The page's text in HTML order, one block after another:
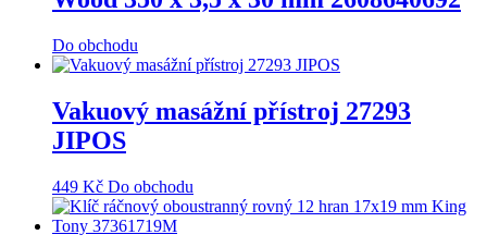
Do obchodu
Vakuový masážní přístroj 27293
JIPOS
449 Kč Do obchodu